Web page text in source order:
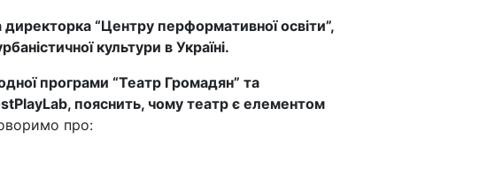
директорка “Центру перформативної освіти”,
культури в Україні.
програми “Театр Громадян” та
пояснить, чому театр є елементом
про: